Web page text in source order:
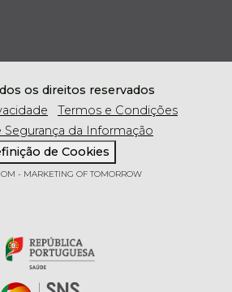
os direitos reservados
Termos e Condições
Segurança da Informação
de Cookies
- MARKETING OF TOMORROW